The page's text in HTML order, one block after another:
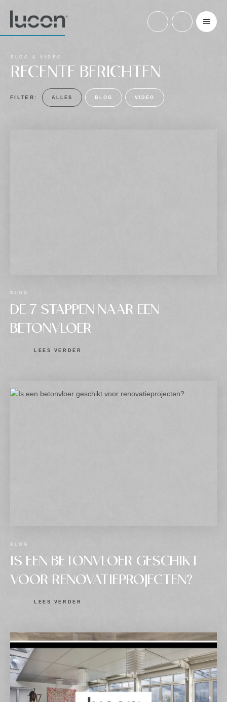
BLOG & VIDEO
RECENTE BERICHTEN
FILTER: ALLES BLOG VIDEO
BLOG
DE 7 STAPPEN NAAR EEN
BETONVLOER
LEES VERDER
BLOG
IS EEN BETONVLOER GESCHIKT
VOOR RENOVATIEPROJECTEN?
LEES VERDER